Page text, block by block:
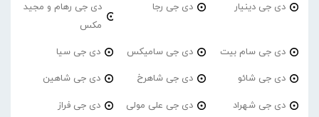
دی جی دینیار دی جی رجا
دی جی رهام و مجید
مکس
دی جی سام بیت دی جی سامیکس دی جی سیا
دی جی شائو دی جی شاهرخ دی جی شاهین
دی جی شهراد دی جی علی مولی دی جی فراز